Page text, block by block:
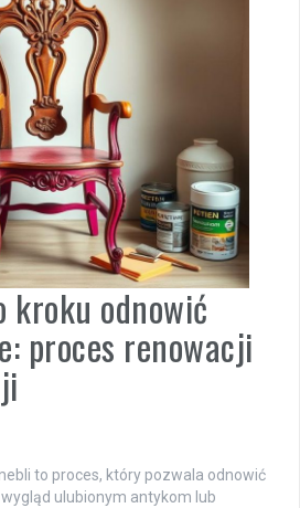
kroku odnowić
proces renowacji
to proces, który pozwala odnowić
ulubionym antykom lub